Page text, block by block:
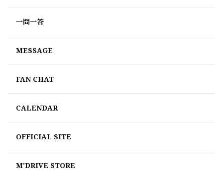
一問一答
MESSAGE
FAN CHAT
CALENDAR
OFFICIAL SITE
M'DRIVE STORE